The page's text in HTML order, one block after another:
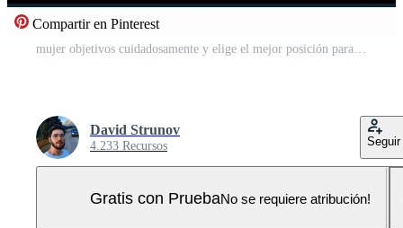
Compartir en Pinterest
mujer objetivos cuidadosamente y elige el mejor posición para golpear el pelota en billar. cerca arriba. lento movimiento Vídeo Pro
David Strunov
4.233 Recursos Seguir
Gratis con PruebaNo se requiere atribución!